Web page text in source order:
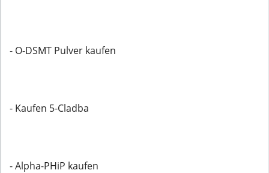
- O-DSMT Pulver kaufen
- Kaufen 5-Cladba
- Alpha-PHiP kaufen